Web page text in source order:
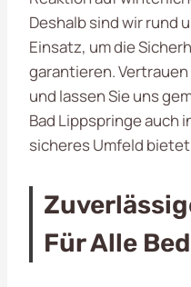
Deshalb sind wir rund
Einsatz, um die
garantieren.
und lassen Sie uns
Bad Lippspringe auch
sicheres Umfeld
Für Alle